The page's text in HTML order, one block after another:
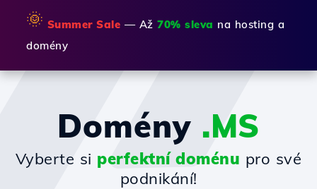
🌞 Summer Sale — Až 70% sleva na hosting a
domény
Domény .MS
Vyberte si perfektní doménu pro své
podnikání!